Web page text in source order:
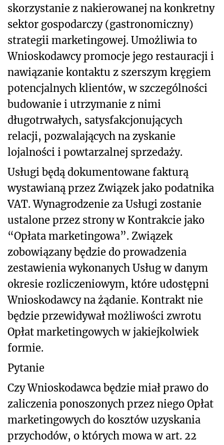
skorzystanie z nakierowanej na konkretny
sektor gospodarczy (gastronomiczny)
strategii marketingowej. Umożliwia to
Wnioskodawcy promocje jego restauracji i
nawiązanie kontaktu z szerszym kręgiem
potencjalnych klientów, w szczególności
budowanie i utrzymanie z nimi
długotrwałych, satysfakcjonujących
relacji, pozwalających na zyskanie
lojalności i powtarzalnej sprzedaży.
Usługi będą dokumentowane fakturą
wystawianą przez Związek jako podatnika
VAT. Wynagrodzenie za Usługi zostanie
ustalone przez strony w Kontrakcie jako
“Opłata marketingowa”. Związek
zobowiązany będzie do prowadzenia
zestawienia wykonanych Usług w danym
okresie rozliczeniowym, które udostępni
Wnioskodawcy na żądanie. Kontrakt nie
będzie przewidywał możliwości zwrotu
Opłat marketingowych w jakiejkolwiek
formie.
Pytanie
Czy Wnioskodawca będzie miał prawo do
zaliczenia ponoszonych przez niego Opłat
marketingowych do kosztów uzyskania
przychodów, o których mowa w art. 22